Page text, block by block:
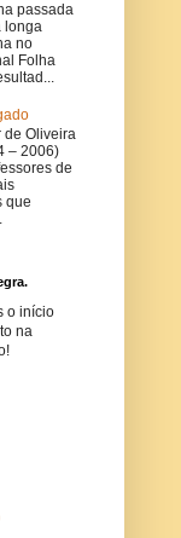
passada
longa
no
Folha
de Oliveira
– 2006)
de
que
o início
na